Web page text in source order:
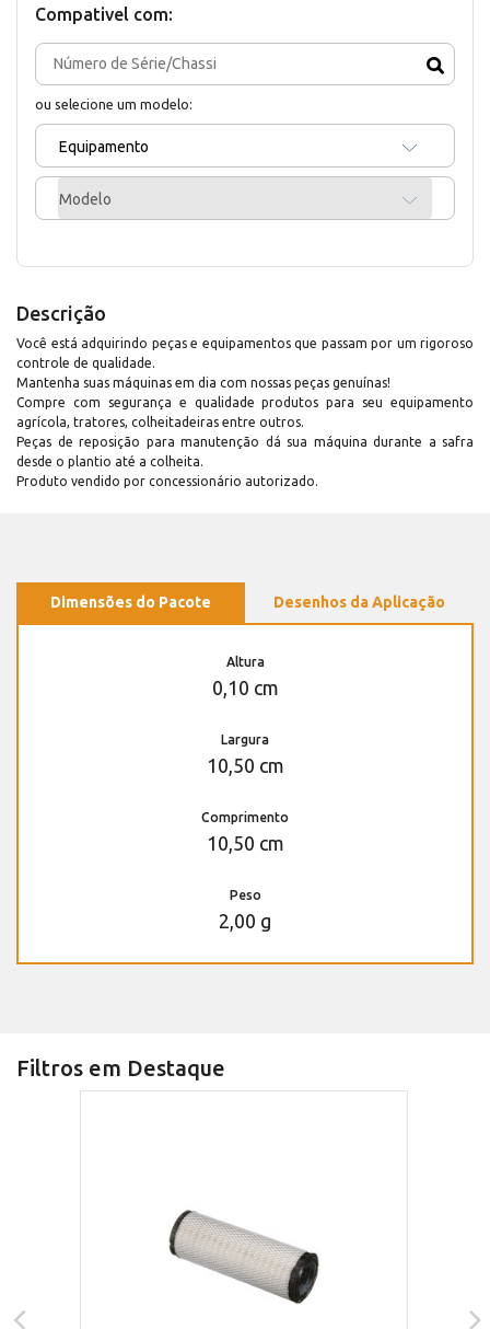
Compativel com:
ou selecione um modelo:
Equipamento
Modelo
Descrição
Você está adquirindo peças e equipamentos que passam por um rigoroso
controle de qualidade.
Mantenha suas máquinas em dia com nossas peças genuínas!
Compre com segurança e qualidade produtos para seu equipamento
agrícola, tratores, colheitadeiras entre outros.
Peças de reposição para manutenção dá sua máquina durante a safra
desde o plantio até a colheita.
Produto vendido por concessionário autorizado.
Dimensões do Pacote Desenhos da Aplicação
Altura
0,10 cm
Largura
10,50 cm
Comprimento
10,50 cm
Peso
2,00 g
Filtros em Destaque